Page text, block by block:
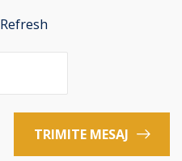
Refresh
TRIMITE MESAJ